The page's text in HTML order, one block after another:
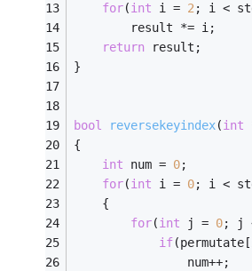
for(int i = 2; i <
		result *= i;
return result;
}
bool reversekeyindex(int
{
int num = 0;
for(int i = 0; i <
	{
for(int j = 0; j
if
				num++;